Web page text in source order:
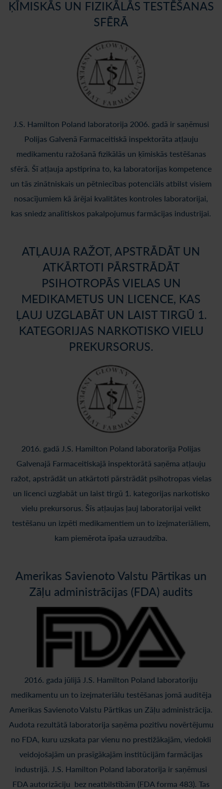
ĶĪMISKĀS UN FIZIKĀLĀS TESTĒŠANAS
SFĒRĀ
J.S. Hamilton Poland laboratorija 2006. gadā ir saņēmusi
Polijas Galvenā Farmaceitiskā inspektorāta atļauju
medikamentu ražošanā fizikālās un ķīmiskās testēšanas
sfērā. Šī atļauja apstiprina to, ka laboratorijas kompetence
un tās zinātniskais un pētniecības potenciāls atbilst visiem
nosacījumiem kā ārējai kvalitātes kontroles laboratorijai,
kas sniedz analītiskos pakalpojumus farmācijas industrijai.
ATĻAUJA RAŽOT, APSTRĀDĀT UN
ATKĀRTOTI PĀRSTRĀDĀT
PSIHOTROPĀS VIELAS UN
MEDIKAMETUS UN LICENCE, KAS
ĻAUJ UZGLABĀT UN LAIST TIRGŪ 1.
KATEGORIJAS NARKOTISKO VIELU
PREKURSORUS.
2016. gadā J.S. Hamilton Poland laboratorija Polijas
Galvenajā Farmaceitiskajā inspektorātā saņēma atļauju
ražot, apstrādāt un atkārtoti pārstrādāt psihotropas vielas
un licenci uzglabāt un laist tirgū 1. kategorijas narkotisko
vielu prekursorus. Šīs atļaujas ļauj laboratorijai veikt
testēšanu un izpēti medikamentiem un to izejmateriāliem,
kam piemērota īpaša uzraudzība.
Amerikas Savienoto Valstu Pārtikas un
Zāļu administrācijas (FDA) audits
2016. gada jūlijā J.S. Hamilton Poland laboratoriju
medikamentu un to izejmateriālu testēšanas jomā auditēja
Amerikas Savienoto Valstu Pārtikas un Zāļu administrācija.
Audota rezultātā laboratorija saņēma pozitīvu novērtējumu
no FDA, kuru uzskata par vienu no prestižākajām, viedokli
veidojošajām un prasīgākajām institūcijām farmācijas
industrijā. J.S. Hamilton Poland laboratorija ir saņēmusi
FDA autorizāciju bez neatbilstībām (FDA forma 483). Tas